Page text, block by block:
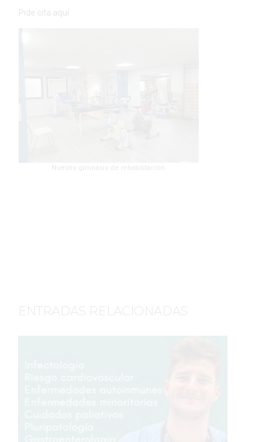
Pide cita aquí
Nuestro gimnasio de rehabilitación
ENTRADAS RELACIONADAS